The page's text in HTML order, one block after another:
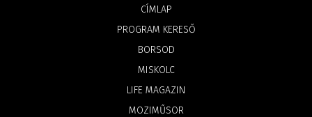
CÍMLAP
PROGRAM KERESŐ
BORSOD
MISKOLC
LIFE MAGAZIN
MOZIMŰSOR